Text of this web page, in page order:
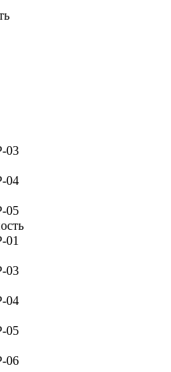
03
04
05
01
03
04
05
06